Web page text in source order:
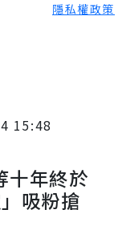
隱私權政策
15:48
十年終於
吸粉搶